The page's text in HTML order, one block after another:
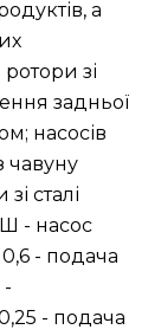
а
зі
задньої
насосів
чавуну
сталі
- насос
- подача
-
- подача